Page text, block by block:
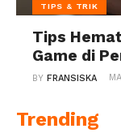
TIPS & TRIK
Tips
Game di
BYFRANSISKA
Trending